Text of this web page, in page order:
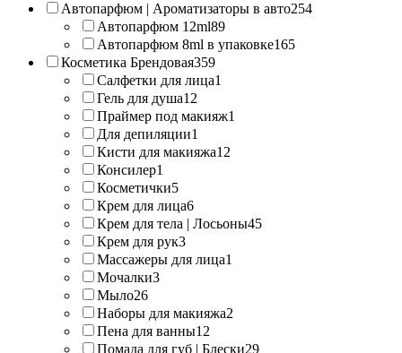
Автопарфюм | Ароматизаторы в авто254
Автопарфюм 12ml89
Автопарфюм 8ml в упаковке165
Косметика Брендовая359
Салфетки для лица1
Гель для душа12
Праймер под макияж1
Для депиляции1
Кисти для макияжа12
Консилер1
Косметички5
Крем для лица6
Крем для тела | Лосьоны45
Крем для рук3
Массажеры для лица1
Мочалки3
Мыло26
Наборы для макияжа2
Пена для ванны12
Помада для губ | Блески29